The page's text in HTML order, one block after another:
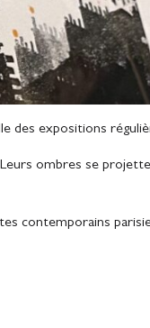
des expositions
ombres se
contemporains